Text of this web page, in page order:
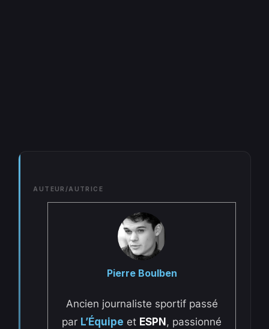
AUTEUR/AUTRICE
Pierre Boulben
Ancien journaliste sportif passé
par L’Équipe et ESPN , passionné